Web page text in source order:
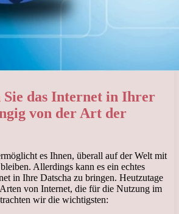
Sie das Internet in Ihrer
von der Art der
es Ihnen, überall auf der Welt mit
Allerdings kann es ein echtes
in Ihre Datscha zu bringen. Heutzutage
von Internet, die für die Nutzung im
wir die wichtigsten: